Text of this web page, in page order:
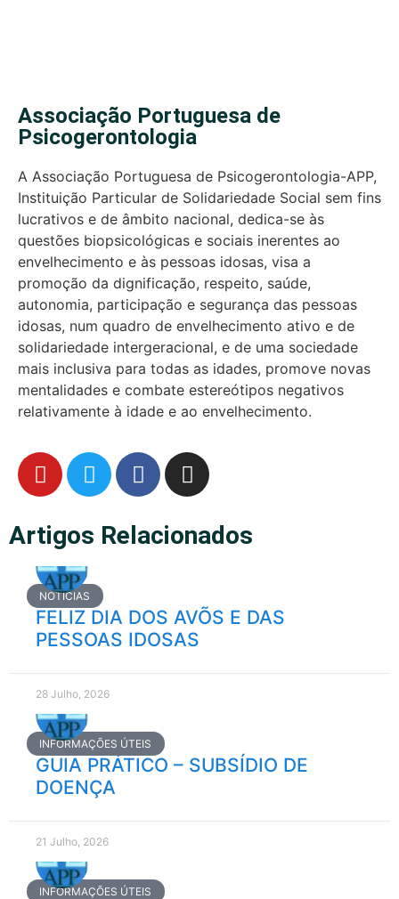
Associação Portuguesa de
Psicogerontologia
A Associação Portuguesa de Psicogerontologia-APP,
Instituição Particular de Solidariedade Social sem fins
lucrativos e de âmbito nacional, dedica-se às
questões biopsicológicas e sociais inerentes ao
envelhecimento e às pessoas idosas, visa a
promoção da dignificação, respeito, saúde,
autonomia, participação e segurança das pessoas
idosas, num quadro de envelhecimento ativo e de
solidariedade intergeracional, e de uma sociedade
mais inclusiva para todas as idades, promove novas
mentalidades e combate estereótipos negativos
relativamente à idade e ao envelhecimento.
Artigos Relacionados
NOTÍCIAS
FELIZ DIA DOS AVÕS E DAS
PESSOAS IDOSAS
28 Julho, 2026
INFORMAÇÕES ÚTEIS
GUIA PRÁTICO – SUBSÍDIO DE
DOENÇA
21 Julho, 2026
INFORMAÇÕES ÚTEIS